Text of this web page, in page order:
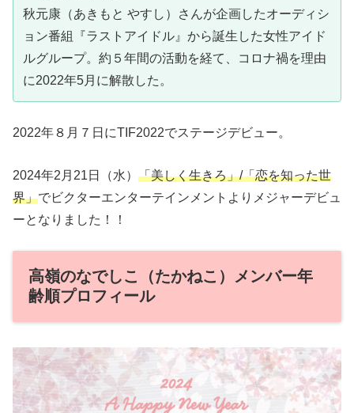
秋元康（あきもと やすし）さんが企画したオーディシ
ョン番組『ラストアイドル』から誕生した女性アイド
ルグループ。約５年間の活動を経て、コロナ禍を理由
に2022年5月に解散した。
2022年８月７日にTIF2022でステージデビュー。
2024年2月21日（水） 「美しく生きろ」/「恋を知った世
界」でビクターエンターテインメントよりメジャーデビュ
ーとなりました！！
高嶺のなでしこ（たかねこ）メンバー年
齢順プロフィール